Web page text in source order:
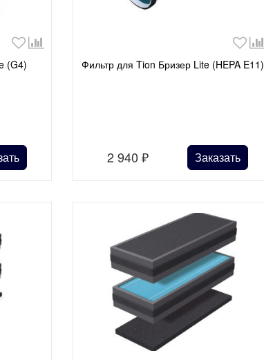
(G4) Фильтр для Tion Бризер Lite (HEPA E11)
2 940 ₽ Заказать